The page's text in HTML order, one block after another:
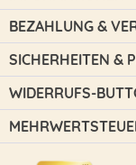
BEZAHLUNG &
SICHERHEITEN &
WIDERRUFS-